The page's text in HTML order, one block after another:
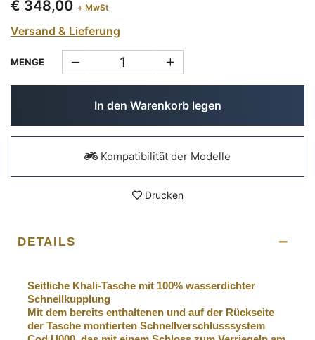
€ 348,00 + MwSt
Versand & Lieferung
MENGE
In den Warenkorb legen
Kompatibilität der Modelle
Drucken
DETAILS
Seitliche Khali-Tasche mit 100% wasserdichter
Schnellkupplung
Mit dem bereits enthaltenen und auf der Rückseite
der Tasche montierten Schnellverschlusssystem